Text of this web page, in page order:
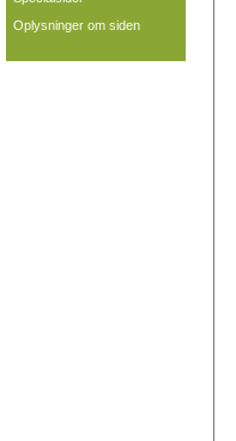
Oplysninger om siden